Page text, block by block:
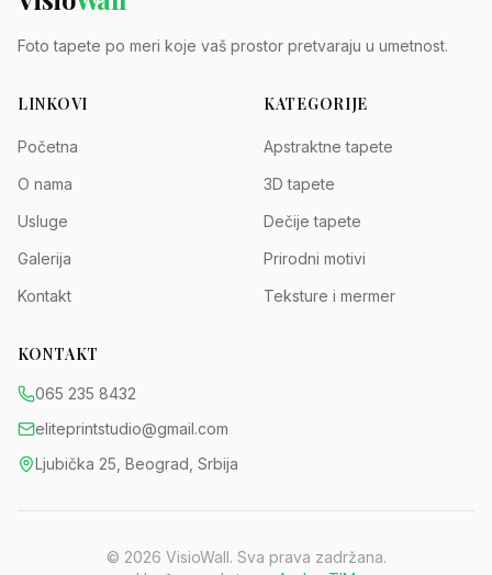
Foto tapete po meri koje vaš prostor pretvaraju u umetnost.
LINKOVI
Početna
O nama
Usluge
Galerija
Kontakt
KATEGORIJE
Apstraktne tapete
3D tapete
Dečije tapete
Prirodni motivi
Teksture i mermer
KONTAKT
065 235 8432
eliteprintstudio@gmail.com
Ljubička 25, Beograd, Srbija
© 2026 VisioWall. Sva prava zadržana.